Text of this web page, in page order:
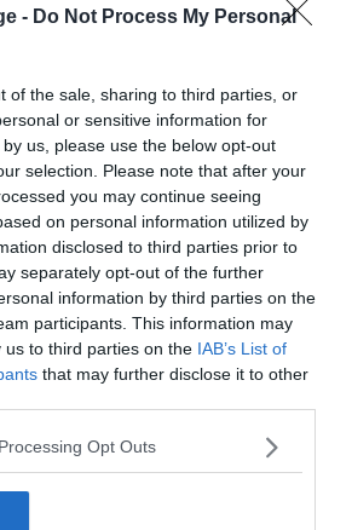
- Do Not Process My Personal
of the sale, sharing to third parties, or
or sensitive information for
us, please use the below opt-out
selection. Please note that after your
you may continue seeing
on personal information utilized by
disclosed to third parties prior to
separately opt-out of the further
information by third parties on the
participants. This information may
us to third parties on the IAB’s List of
that may further disclose it to other
Opt Outs
en saison estivale jusqu’à 18h30
après ainsi que le reste de
uniquement pour poser une
et pique-niquer au bord du lac,
en fin de journée. Depuis le centre-
Bouvent à vélo en moins de 15
bressane